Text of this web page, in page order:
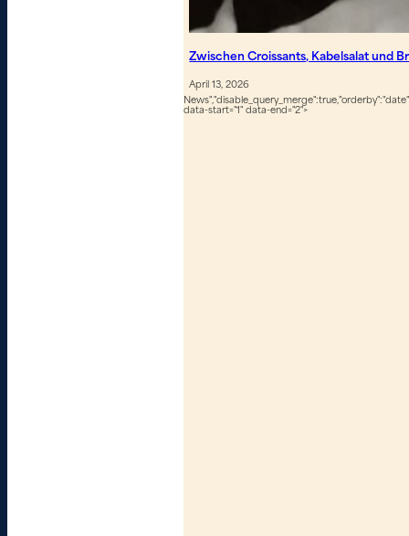
Zwischen Croissants, Kabelsalat und
April 13, 2026
data-start="1" data-end="2">